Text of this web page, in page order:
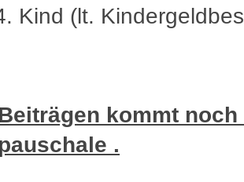
Kind (lt.
kommt noch
.